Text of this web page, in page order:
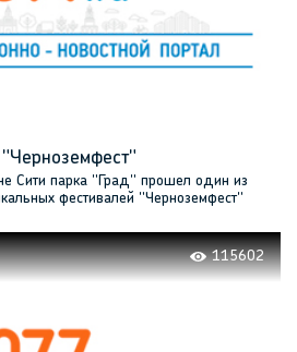
Сити парка "Град" прошел один из
фестивалей "Черноземфест"
115602